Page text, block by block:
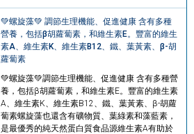
💚螺旋藻💚 調節生理機能、促進健康 含有多種
營養，包括β胡蘿蔔素，和維生素E。豐富的維生
素A、維生素K、維生素B12、鐵、葉黃素、β-胡
蘿蔔素
💚螺旋藻💚調節生理機能、促進健康 含有多種營
養，包括β胡蘿蔔素，和維生素E。豐富的維生素
A、維生素K、維生素B12、鐵、葉黃素、β-胡蘿
蔔素螺旋藻也還含有礦物質、葉綠素和藻藍素，
是最優秀的純天然蛋白質食品源維生素A有助於